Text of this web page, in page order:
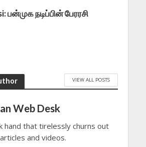
பன்முக நடிப்பின் பேரரசி
VIEW ALL POSTS
Web Desk
hand that tirelessly churns out
and videos.